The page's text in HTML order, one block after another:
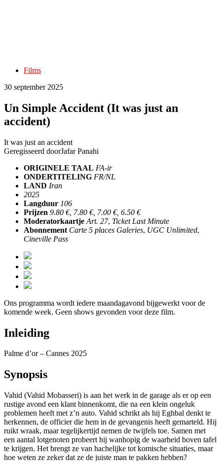
Films
30 september 2025
Un Simple Accident (It was just an
accident)
It was just an accident
Geregisseerd doorJafar Panahi
ORIGINELE TAAL FA-ir
ONDERTITELING FR/NL
LAND Iran
2025
Langduur 106
Prijzen 9.80 €, 7.80 €, 7.00 €, 6.50 €
Moderatorkaartje Art. 27, Ticket Last Minute
Abonnement Carte 5 places Galeries, UGC Unlimited,
Cineville Pass
Ons programma wordt iedere maandagavond bijgewerkt voor de
komende week. Geen shows gevonden voor deze film.
Inleiding
Palme d’or – Cannes 2025
Synopsis
Vahid (Vahid Mobasseri) is aan het werk in de garage als er op een
rustige avond een klant binnenkomt, die na een klein ongeluk
problemen heeft met z’n auto. Vahid schrikt als hij Eghbal denkt te
herkennen, de officier die hem in de gevangenis heeft gemarteld. Hij
ruikt wraak, maar tegelijkertijd nemen de twijfels toe. Samen met
een aantal lotgenoten probeert hij wanhopig de waarheid boven tafel
te krijgen. Het brengt ze van hachelijke tot komische situaties, maar
hoe weten ze zeker dat ze de juiste man te pakken hebben?